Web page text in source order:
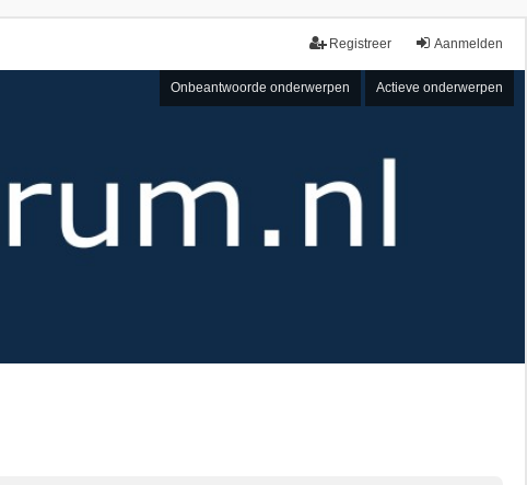
Aanmelden
Registreer
Onbeantwoorde onderwerpen Actieve onderwerpen